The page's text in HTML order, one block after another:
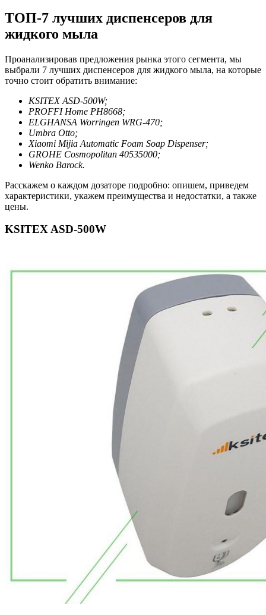
ТОП-7 лучших диспенсеров для
жидкого мыла
Проанализировав предложения рынка этого сегмента, мы
выбрали 7 лучших диспенсеров для жидкого мыла, на которые
точно стоит обратить внимание:
KSITEX ASD-500W;
PROFFI Home PH8668;
ELGHANSA Worringen WRG-470;
Umbra Otto;
Xiaomi Mijia Automatic Foam Soap Dispenser;
GROHE Cosmopolitan 40535000;
Wenko Barock.
Расскажем о каждом дозаторе подробно: опишем, приведем
характеристики, укажем преимущества и недостатки, а также
цены.
KSITEX ASD-500W